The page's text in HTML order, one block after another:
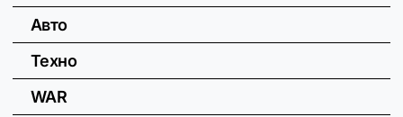
Авто
Техно
WAR